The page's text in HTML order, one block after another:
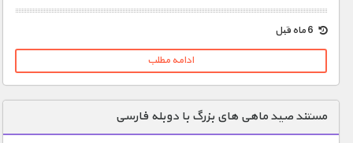
ادامه مطلب
مستند صید ماهی های بزرگ با دوبله فارسی